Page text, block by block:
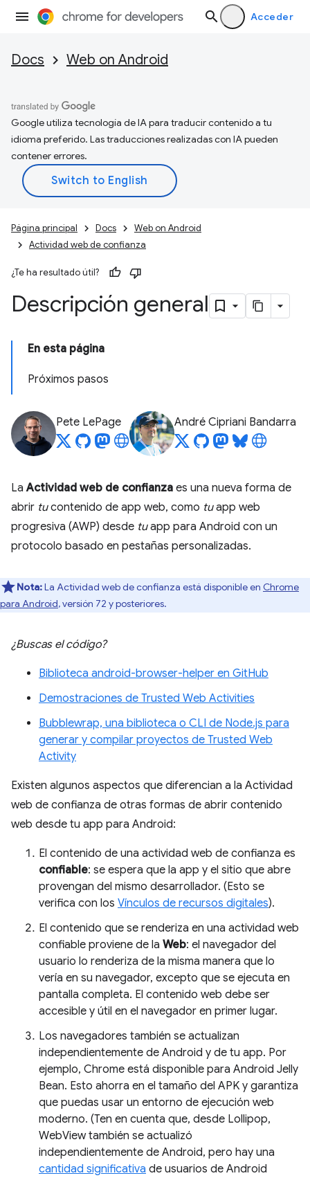
Acceder
Docs Web on Android
Google utiliza tecnología de IA para traducir contenido a tu
idioma preferido. Las traducciones realizadas con IA pueden
contener errores.
Página principal Docs
Web on Android
Actividad web de confianza
¿Te ha resultado útil?
Descripción general
En esta página
Próximos pasos
Pete LePage André Cipriani Bandarra
LaActividad web de confianza es una nueva forma de
abrir tucontenido de app web, como tuapp web
progresiva (AWP) desde tuapp para Android con un
protocolo basado en pestañas personalizadas.
Nota:La Actividad web de confianza está disponible en Chrome
para Android, versión 72 y posteriores.
¿Buscas el código?
Biblioteca android-browser-helper en GitHub
Demostraciones de Trusted Web Activities
Bubblewrap, una biblioteca o CLI de Node.js para
generar y compilar proyectos de Trusted Web
Activity
Existen algunos aspectos que diferencian a la Actividad
web de confianza de otras formas de abrir contenido
web desde tu app para Android:
El contenido de una actividad web de confianza es
confiable: se espera que la app y el sitio que abre
provengan del mismo desarrollador. (Esto se
verifica con los Vínculos de recursos digitales).
El contenido que se renderiza en una actividad web
confiable proviene de la Web: el navegador del
usuario lo renderiza de la misma manera que lo
vería en su navegador, excepto que se ejecuta en
pantalla completa. El contenido web debe ser
accesible y útil en el navegador en primer lugar.
Los navegadores también se actualizan
independientemente de Android y de tu app. Por
ejemplo, Chrome está disponible para Android Jelly
Bean. Esto ahorra en el tamaño del APK y garantiza
que puedas usar un entorno de ejecución web
moderno. (Ten en cuenta que, desde Lollipop,
WebView también se actualizó
independientemente de Android, pero hay una
cantidad significativa de usuarios de Android